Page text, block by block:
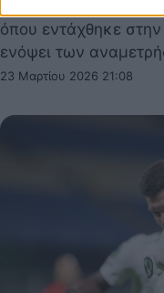
όπου εντάχθηκε
ενόψει των
23 Μαρτίου 2026 21:08